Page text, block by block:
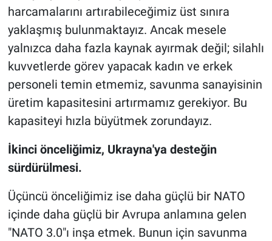
harcamalarını artırabileceğimiz üst sınıra
yaklaşmış bulunmaktayız. Ancak mesele
yalnızca daha fazla kaynak ayırmak değil; silahlı
kuvvetlerde görev yapacak kadın ve erkek
personeli temin etmemiz, savunma sanayisinin
üretim kapasitesini artırmamız gerekiyor. Bu
kapasiteyi hızla büyütmek zorundayız.
İkinci önceliğimiz, Ukrayna'ya desteğin
sürdürülmesi.
Üçüncü önceliğimiz ise daha güçlü bir NATO
içinde daha güçlü bir Avrupa anlamına gelen
"NATO 3.0"ı inşa etmek. Bunun için savunma